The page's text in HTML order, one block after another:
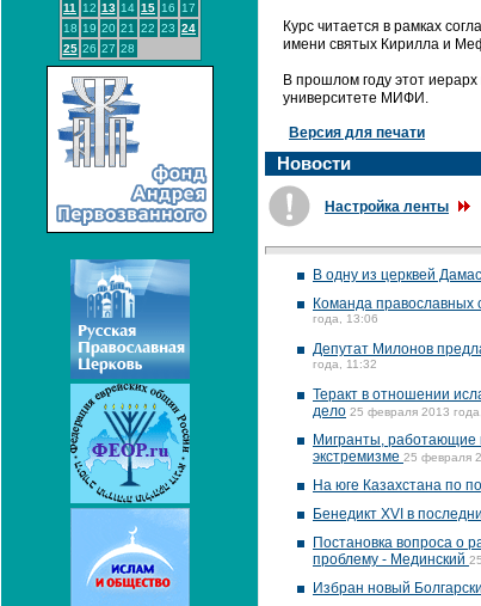
11
12 13 14 15 16
17
18 19 20 21 22 23 24
25 26 27 28
Курс читается в рамках
имени святых Кирилла и
В прошлом году этот
университете МИФИ.
Версия для печати
Новости
Настройка ленты
В одну из церквей
Команда православных
года, 13:06
Депутат Милонов
года, 11:32
Теракт в отношении
дело 25 февраля 2013
Мигранты, работающие
экстремизме 25 февраля
На юге Казахстана по
Бенедикт XVI в
Постановка вопроса о
проблему - Мединский
Избран новый